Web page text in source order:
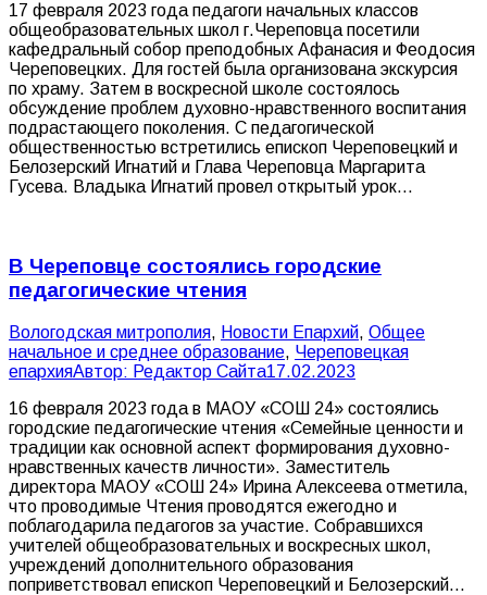
17 февраля 2023 года педагоги начальных классов
общеобразовательных школ г.Череповца посетили
кафедральный собор преподобных Афанасия и Феодосия
Череповецких. Для гостей была организована экскурсия
по храму. Затем в воскресной школе состоялось
обсуждение проблем духовно-нравственного воспитания
подрастающего поколения. С педагогической
общественностью встретились епископ Череповецкий и
Белозерский Игнатий и Глава Череповца Маргарита
Гусева. Владыка Игнатий провел открытый урок…
В Череповце состоялись городские
педагогические чтения
Вологодская митрополия, Новости Епархий, Общее
начальное и среднее образование, Череповецкая
епархияАвтор: Редактор Сайта17.02.2023
16 февраля 2023 года в МАОУ «СОШ 24» состоялись
городские педагогические чтения «Семейные ценности и
традиции как основной аспект формирования духовно-
нравственных качеств личности». Заместитель
директора МАОУ «СОШ 24» Ирина Алексеева отметила,
что проводимые Чтения проводятся ежегодно и
поблагодарила педагогов за участие. Собравшихся
учителей общеобразовательных и воскресных школ,
учреждений дополнительного образования
поприветствовал епископ Череповецкий и Белозерский…